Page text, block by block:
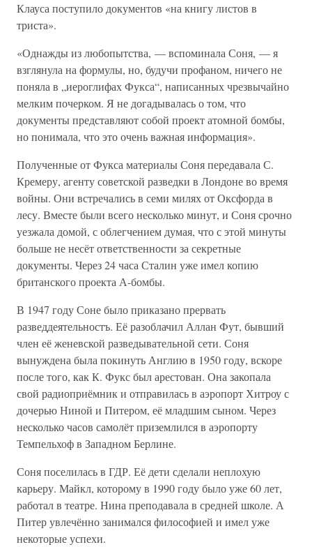
Клауса поступило документов «на книгу листов в
триста».
«Однажды из любопытства, — вспоминала Соня, — я
взглянула на формулы, но, будучи профаном, ничего не
поняла в „иероглифах Фукса“, написанных чрезвычайно
мелким почерком. Я не догадывалась о том, что
документы представляют собой проект атомной бомбы,
но понимала, что это очень важная информация».
Полученные от Фукса материалы Соня передавала С.
Кремеру, агенту советской разведки в Лондоне во время
войны. Они встречались в семи милях от Оксфорда в
лесу. Вместе были всего несколько минут, и Соня срочно
уезжала домой, с облегчением думая, что с этой минуты
больше не несёт ответственности за секретные
документы. Через 24 часа Сталин уже имел копию
британского проекта А-бомбы.
В 1947 году Соне было приказано прервать
разведдеятельностъ. Её разоблачил Аллан Фут, бывший
член её женевской разведывательной сети. Соня
вынуждена была покинуть Англию в 1950 году, вскоре
после того, как К. Фукс был арестован. Она закопала
свой радиоприёмник и отправилась в аэропорт Хитроу с
дочерью Ниной и Питером, её младшим сыном. Через
несколько часов самолёт приземлился в аэропорту
Темпельхоф в Западном Берлине.
Соня поселилась в ГДР. Её дети сделали неплохую
карьеру. Майкл, которому в 1990 году было уже 60 лет,
работал в театре. Нина преподавала в средней школе. А
Питер увлечённо занимался философией и имел уже
некоторые успехи.